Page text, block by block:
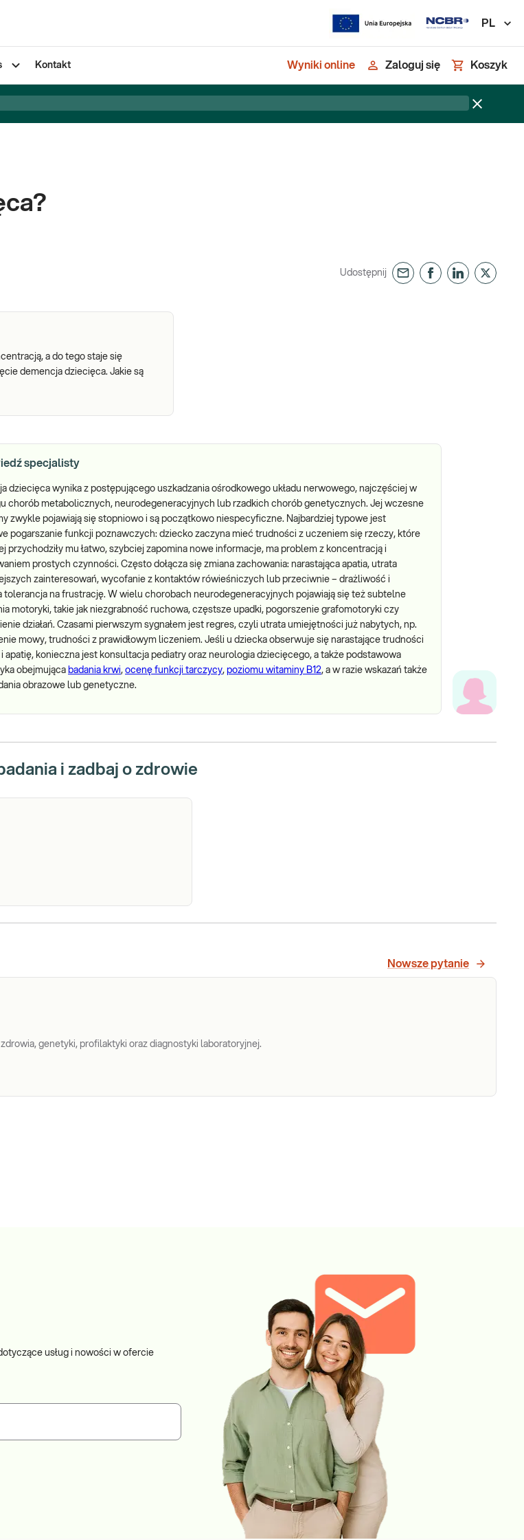
PL
Kontakt Wyniki online Zaloguj się Koszyk
Udostępnij
a do tego staje się
demencja dziecięca. Jakie są
specjalisty
dziecięca wynika z postępującego uszkadzania ośrodkowego układu nerwowego, najczęściej w
chorób metabolicznych, neurodegeneracyjnych lub rzadkich chorób genetycznych. Jej wczesne
zwykle pojawiają się stopniowo i są początkowo niespecyficzne. Najbardziej typowe jest
pogarszanie funkcji poznawczych: dziecko zaczyna mieć trudności z uczeniem się rzeczy, które
przychodziły mu łatwo, szybciej zapomina nowe informacje, ma problem z koncentracją i
prostych czynności. Często dołącza się zmiana zachowania: narastająca apatia, utrata
zainteresowań, wycofanie z kontaktów rówieśniczych lub przeciwnie – drażliwość i
tolerancja na frustrację. W wielu chorobach neurodegeneracyjnych pojawiają się też subtelne
motoryki, takie jak niezgrabność ruchowa, częstsze upadki, pogorszenie grafomotoryki czy
działań. Czasami pierwszym sygnałem jest regres, czyli utrata umiejętności już nabytych, np.
mowy, trudności z prawidłowym liczeniem. Jeśli u dziecka obserwuje się narastające trudności
apatię, konieczna jest konsultacja pediatry oraz neurologia dziecięcego, a także podstawowa
obejmująca badania krwi, ocenę funkcji tarczycy, poziomu witaminy B12, a w razie wskazań także
obrazowe lub genetyczne.
i zadbaj o zdrowie
B12. Pomiar stężenia witaminy
Nowsze pytanie
genetyki, profilaktyki oraz diagnostyki laboratoryjnej.
usług i nowości w ofercie